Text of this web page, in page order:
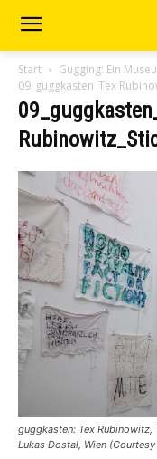
Start
Gugging: Ein
09_guggkasten_Tex
guggkasten: Tex
Lukas Dostal, Wien